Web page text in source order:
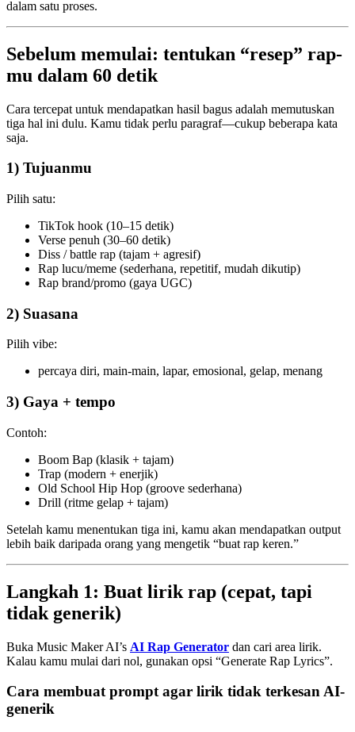
dalam satu proses.
Sebelum memulai: tentukan “resep” rap-
mu dalam 60 detik
Cara tercepat untuk mendapatkan hasil bagus adalah memutuskan
tiga hal ini dulu. Kamu tidak perlu paragraf—cukup beberapa kata
saja.
1) Tujuanmu
Pilih satu:
TikTok hook (10–15 detik)
Verse penuh (30–60 detik)
Diss / battle rap (tajam + agresif)
Rap lucu/meme (sederhana, repetitif, mudah dikutip)
Rap brand/promo (gaya UGC)
2) Suasana
Pilih vibe:
percaya diri, main-main, lapar, emosional, gelap, menang
3) Gaya + tempo
Contoh:
Boom Bap (klasik + tajam)
Trap (modern + enerjik)
Old School Hip Hop (groove sederhana)
Drill (ritme gelap + tajam)
Setelah kamu menentukan tiga ini, kamu akan mendapatkan output
lebih baik daripada orang yang mengetik “buat rap keren.”
Langkah 1: Buat lirik rap (cepat, tapi
tidak generik)
Buka Music Maker AI’s AI Rap Generator dan cari area lirik.
Kalau kamu mulai dari nol, gunakan opsi “Generate Rap Lyrics”.
Cara membuat prompt agar lirik tidak terkesan AI-
generik